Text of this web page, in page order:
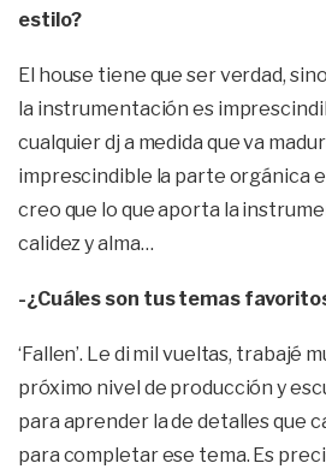
estilo?
El house tiene que ser verdad,
la instrumentación es
cualquier dj a medida que va
imprescindible la parte orgánica
creo que lo que aporta la
calidez y alma…
-¿Cuáles son tus temas
‘Fallen’. Le di mil vueltas, trabajé
próximo nivel de producción y
para aprender la de detalles que
para completar ese tema. Es